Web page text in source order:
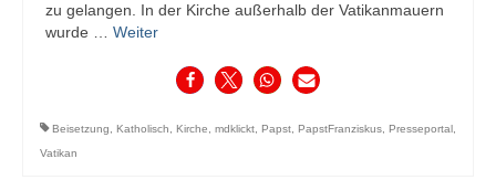
zu gelangen. In der Kirche außerhalb der Vatikanmauern
wurde … Weiter
Beisetzung Katholisch Kirche mdklickt Papst PapstFranziskus Presseportal
Vatikan